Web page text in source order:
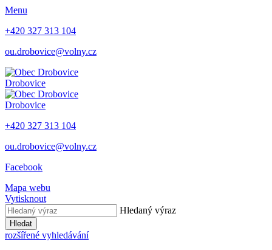
Menu
+420 327 313 104
ou.drobovice@volny.cz
Drobovice
Drobovice
+420 327 313 104
ou.drobovice@volny.cz
Facebook
Mapa webu
Vytisknout
Hledaný výraz
Hledat
rozšířené vyhledávání